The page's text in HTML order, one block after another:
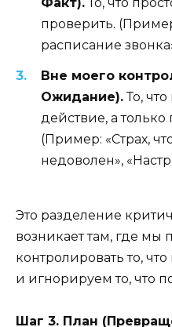
Факт).То, что
проверить.
расписание
Вне моего
Ожидание).То,
действие, а
(Пример: «Страх,
недоволен»,
Это разделение
возникает там, где мы
контролировать то,
и игнорируем то, что
Шаг 3. План